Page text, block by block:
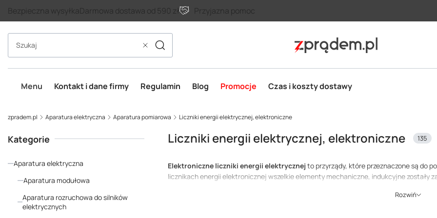
Bezpieczna wysyłkaDarmowa dostawa od 590 zł Przyjazna pomoc
WyczyśćSzukaj
Menu Kontakt i dane firmy Regulamin Blog Promocje Czas i koszty dostawy
zpradem.pl Aparatura elektryczna Aparatura pomiarowa Liczniki energii elektrycznej, elektroniczne
Kategorie
Aparatura elektryczna
Aparatura modułowa
Aparatura rozruchowa do silników
elektrycznych
Liczniki energii elektrycznej, elektroniczne 135
Elektroniczne liczniki energii elektrycznej to przyrządy, które przeznaczone są do
licznikach energii elektronicznej wszelkie elementy mechaniczne, indukcyjne
wartości chwilowej napięcia i prądu. Wśród wielu zastosowań liczników, warto
Rozwiń